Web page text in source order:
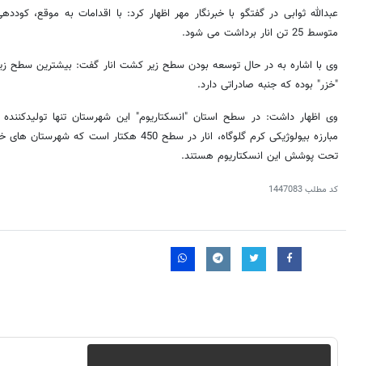
عبدالله ثوابی در گفتگو با خبرنگار مهر اظهار کرد: با اقدامات به موقع،
متوسط 25 تن انار برداشت می شود.
وی با اشاره به در حال توسعه بودن سطح زیر کشت انار گفت: بیشترین سطح
"خزر" بوده که جنبه صادراتی دارد.
وی اظهار داشت: در سطح استان "انسکتاریوم" این شهرستان تنها
مبارزه بیولوژیکی کرم گلوگاه، انار در سطح 450
تحت پوشش این انسکتاریوم هستند.
کد مطلب1447083